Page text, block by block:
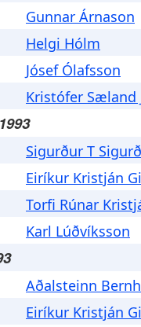
Gunnar Árnason
Helgi Hólm
Jósef Ólafsson
Kristófer Sæland
Sigurður T
Eiríkur Kristján
Torfi Rúnar
Karl Lúðvíksson
Aðalsteinn
Eiríkur Kristján